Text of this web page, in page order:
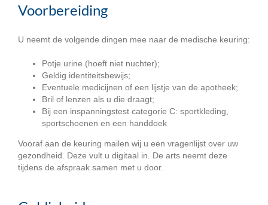
Voorbereiding
U neemt de volgende dingen mee naar de medische keuring:
Potje urine (hoeft niet nuchter);
Geldig identiteitsbewijs;
Eventuele medicijnen of een lijstje van de apotheek;
Bril of lenzen als u die draagt;
Bij een inspanningstest categorie C: sportkleding,
sportschoenen en een handdoek
Vooraf aan de keuring mailen wij u een vragenlijst over uw
gezondheid. Deze vult u digitaal in. De arts neemt deze
tijdens de afspraak samen met u door.